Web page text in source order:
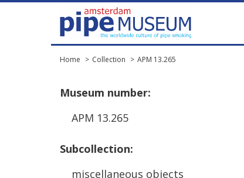
Home Collection APM 13.265
Museum number:
APM 13.265
Subcollection:
miscellaneous objects